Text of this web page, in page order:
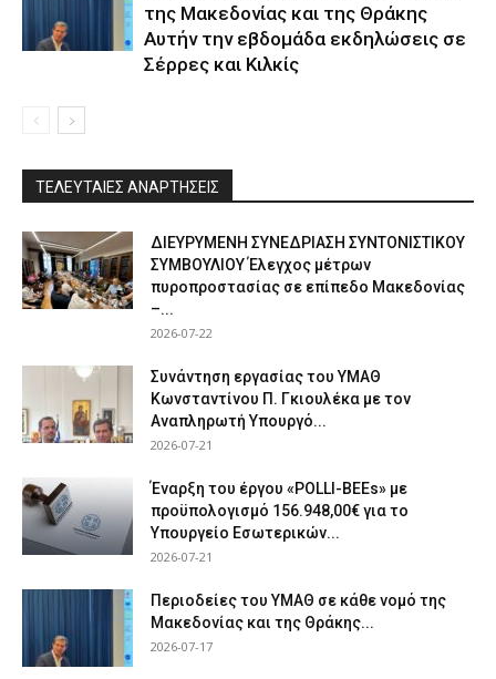
της Μακεδονίας και της Θράκης
Αυτήν την εβδομάδα εκδηλώσεις σε
Σέρρες και Κιλκίς
ΤΕΛΕΥΤΑΙΕΣ ΑΝΑΡΤΗΣΕΙΣ
ΔΙΕΥΡΥΜΕΝΗ ΣΥΝΕΔΡΙΑΣΗ ΣΥΝΤΟΝΙΣΤΙΚΟΥ
ΣΥΜΒΟΥΛΙΟΥ Έλεγχος μέτρων
πυροπροστασίας σε επίπεδο Μακεδονίας
–...
2026-07-22
Συνάντηση εργασίας του ΥΜΑΘ
Κωνσταντίνου Π. Γκιουλέκα με τον
Αναπληρωτή Υπουργό...
2026-07-21
Έναρξη του έργου «POLLI-BEEs» με
προϋπολογισμό 156.948,00€ για το
Υπουργείο Εσωτερικών...
2026-07-21
Περιοδείες του ΥΜΑΘ σε κάθε νομό της
Μακεδονίας και της Θράκης...
2026-07-17